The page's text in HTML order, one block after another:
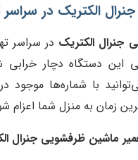
الکتریک در سراسر
جنرال الکتریک در سراسر
این دستگاه دچار خرابی
با شماره‌ها
زمان به منزل شما اعزام
ماشین ظرفشویی جنرال